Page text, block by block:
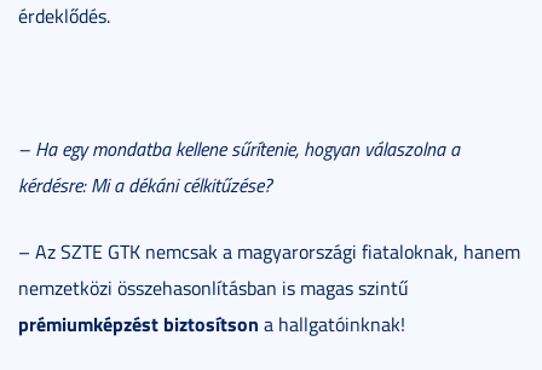
érdeklődés.
– Ha egy mondatba kellene sűrítenie, hogyan válaszolna a
kérdésre: Mi a dékáni célkitűzése?
– Az SZTE GTK nemcsak a magyarországi fiataloknak, hanem
nemzetközi összehasonlításban is magas szintű
prémiumképzést biztosítson a hallgatóinknak!